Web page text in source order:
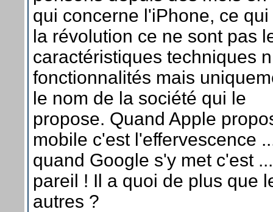
qui concerne l'iPhone, ce qui
la révolution ce ne sont pas
caractéristiques techniques
fonctionnalités mais
le nom de la société qui le
propose. Quand Apple
mobile c'est l'effervescence
quand Google s'y met c'est ...
pareil ! Il a quoi de plus que
autres ?